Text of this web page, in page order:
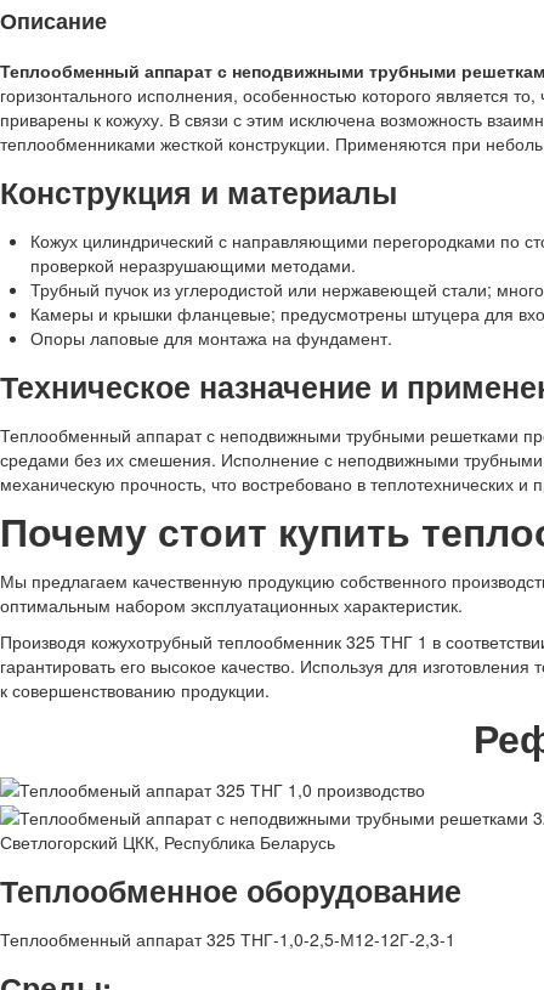
Описание
Теплообменный аппарат с неподвижными трубными
горизонтального исполнения, особенностью которого является
приварены к кожуху. В связи с этим исключена возможность
теплообменниками жесткой конструкции. Применяются при
Конструкция и материалы
Кожух цилиндрический с направляющими перегородками по
проверкой неразрушающими методами.
Трубный пучок из углеродистой или нержавеющей стали;
Камеры и крышки фланцевые; предусмотрены штуцера для
Опоры лаповые для монтажа на фундамент.
Техническое назначение и
Теплообменный аппарат с неподвижными трубными решетками
средами без их смешения. Исполнение с неподвижными
механическую прочность, что востребовано в
Почему стоит купить
Мы предлагаем качественную продукцию собственного
оптимальным набором эксплуатационных характеристик.
Производя кожухотрубный теплообменник 325 ТНГ 1 в
гарантировать его высокое качество. Используя для
к совершенствованию продукции.
Светлогорский ЦКК, Республика Беларусь
Теплообменное оборудование
Теплообменный аппарат 325 ТНГ-1,0-2,5-М12-12Г-2,3-1